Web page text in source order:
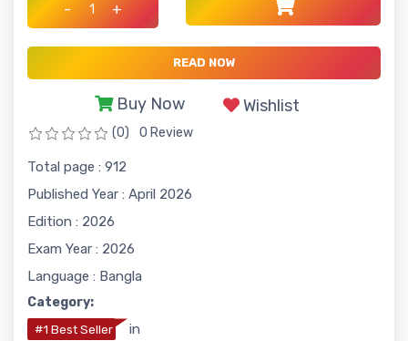
- +
READ NOW
Buy Now Wishlist
(0) 0 Review
Total page : 912
Published Year : April 2026
Edition : 2026
Exam Year : 2026
Language : Bangla
Category:
#1 Best Seller in